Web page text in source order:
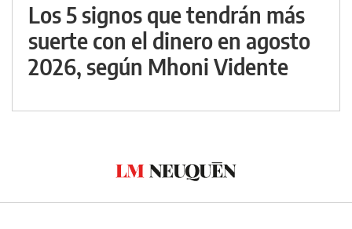
Los 5 signos que tendrán más
suerte con el dinero en agosto
2026, según Mhoni Vidente